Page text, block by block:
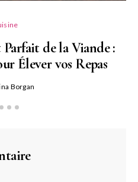
Parfait de la Viande :
Élever vos Repas
Borgan